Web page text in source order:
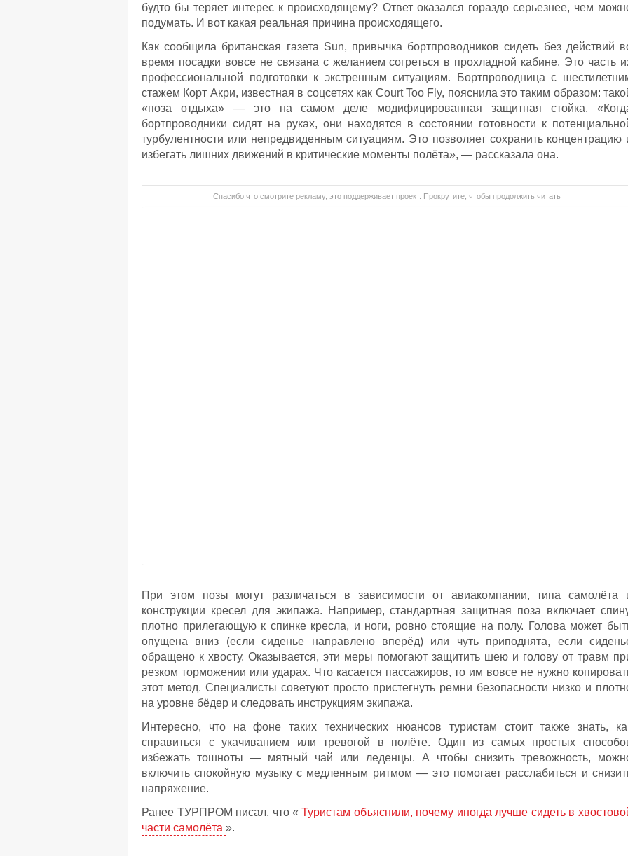
будто бы теряет интерес к происходящему? Ответ оказался гораздо серьезнее, чем
подумать. И вот какая реальная причина происходящего.
Как сообщила британская газета Sun, привычка бортпроводников сидеть без действий
время посадки вовсе не связана с желанием согреться в прохладной кабине. Это часть
профессиональной подготовки к экстренным ситуациям. Бортпроводница с
стажем Корт Акри, известная в соцсетях как Court Too Fly, пояснила это таким образом:
«поза отдыха» — это на самом деле модифицированная защитная стойка.
бортпроводники сидят на руках, они находятся в состоянии готовности к
турбулентности или непредвиденным ситуациям. Это позволяет сохранить концентрацию
избегать лишних движений в критические моменты полёта», — рассказала она.
Спасибо что смотрите рекламу, это поддерживает проект. Прокрутите, чтобы продолжить читать
При этом позы могут различаться в зависимости от авиакомпании, типа самолёта
конструкции кресел для экипажа. Например, стандартная защитная поза включает
плотно прилегающую к спинке кресла, и ноги, ровно стоящие на полу. Голова может
опущена вниз (если сиденье направлено вперёд) или чуть приподнята, если
обращено к хвосту. Оказывается, эти меры помогают защитить шею и голову от травм
резком торможении или ударах. Что касается пассажиров, то им вовсе не нужно
этот метод. Специалисты советуют просто пристегнуть ремни безопасности низко и
на уровне бёдер и следовать инструкциям экипажа.
Интересно, что на фоне таких технических нюансов туристам стоит также знать,
справиться с укачиванием или тревогой в полёте. Один из самых простых
избежать тошноты — мятный чай или леденцы. А чтобы снизить тревожность,
включить спокойную музыку с медленным ритмом — это помогает расслабиться и
напряжение.
Ранее ТУРПРОМ писал, что « Туристам объяснили, почему иногда лучше сидеть в
части самолёта ».